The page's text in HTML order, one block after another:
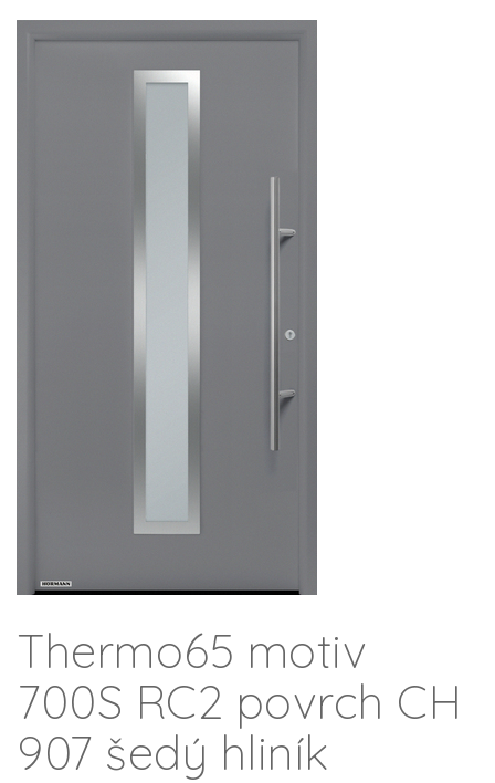
Thermo65 motiv
700S RC2 povrch CH
907 šedý hliník